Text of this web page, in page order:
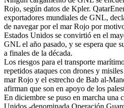
Rojo, según datos de Kpler.
exportadores mundiales de GNL,
de navegar por el mar Rojo por
Estados Unidos se convirtió en el
GNL el año pasado, y se espera que
a finales de la década.
Los riesgos para el transporte
repetidos ataques con drones y
mar Rojo y el estrecho de Bab al-
afirman que son en apoyo de los
En diciembre se puso en marcha una
Unidos -denominada Operación